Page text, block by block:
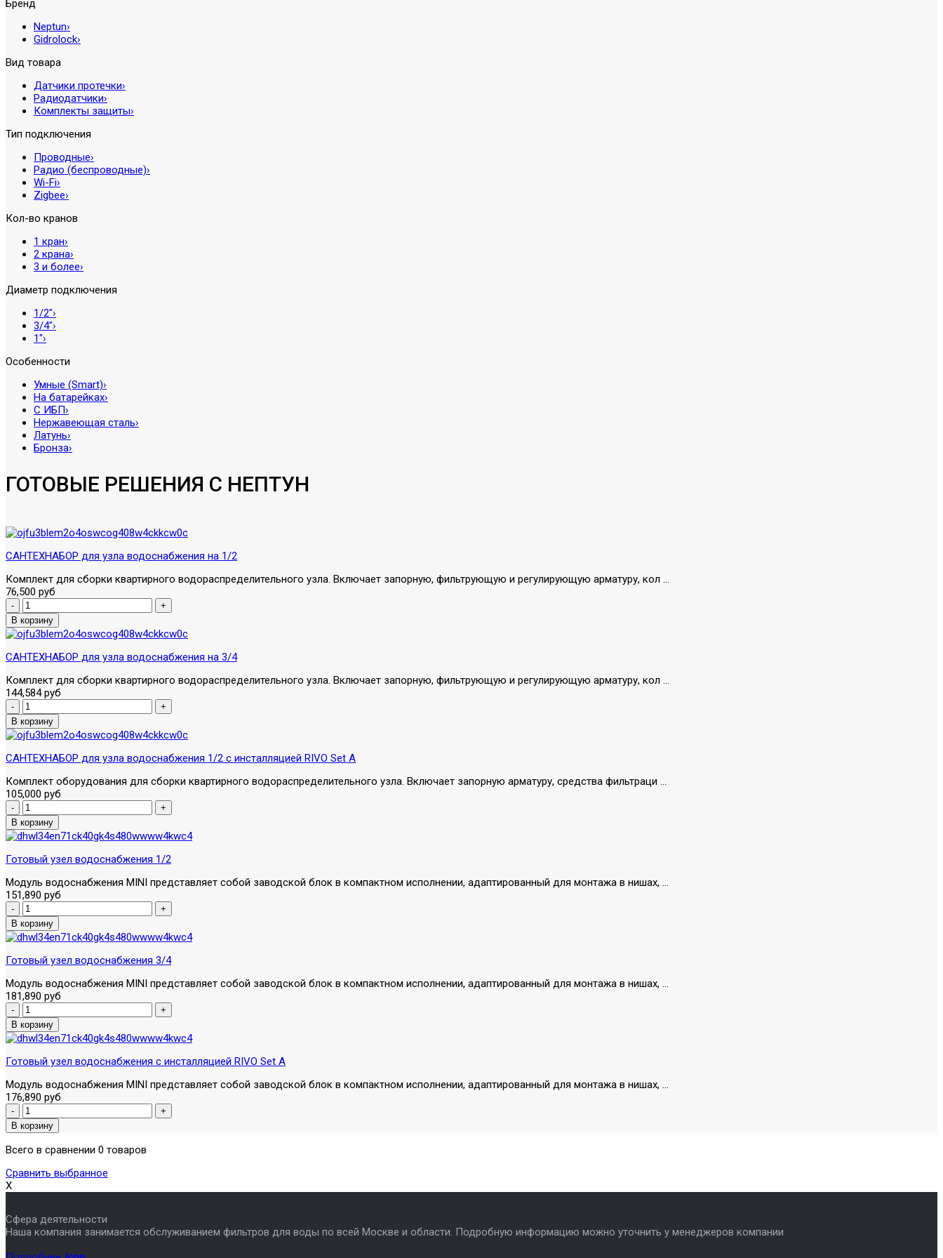
Бренд
Neptun›
Gidrolock›
Вид товара
Датчики протечки›
Радиодатчики›
Комплекты защиты›
Тип подключения
Проводные›
Радио (беспроводные)›
Wi-Fi›
Zigbee›
Кол-во кранов
1 кран›
2 крана›
3 и более›
Диаметр подключения
1/2″›
3/4″›
1″›
Особенности
Умные (Smart)›
На батарейках›
С ИБП›
Нержавеющая сталь›
Латунь›
Бронза›
ГОТОВЫЕ РЕШЕНИЯ С НЕПТУН
САНТЕХНАБОР для узла водоснабжения на 1/2
Комплект для сборки квартирного водораспределительного узла. Включает запорную, фильтрующую и регулирующую арматуру, кол ...
76,500 руб
САНТЕХНАБОР для узла водоснабжения на 3/4
Комплект для сборки квартирного водораспределительного узла. Включает запорную, фильтрующую и регулирующую арматуру, кол ...
144,584 руб
САНТЕХНАБОР для узла водоснабжения 1/2 с инсталляцией RIVO Set A
Комплект оборудования для сборки квартирного водораспределительного узла. Включает запорную арматуру, средства фильтраци ...
105,000 руб
Готовый узел водоснабжения 1/2
Модуль водоснабжения MINI представляет собой заводской блок в компактном исполнении, адаптированный для монтажа в нишах, ...
151,890 руб
Готовый узел водоснабжения 3/4
Модуль водоснабжения MINI представляет собой заводской блок в компактном исполнении, адаптированный для монтажа в нишах, ...
181,890 руб
Готовый узел водоснабжения с инсталляцией RIVO Set A
Модуль водоснабжения MINI представляет собой заводской блок в компактном исполнении, адаптированный для монтажа в нишах, ...
176,890 руб
Всего в сравнении 0 товаров
Сравнить выбранное
X
Сфера деятельности
Наша компания занимается обслуживанием фильтров для воды по всей Москве и области. Подробную информацию можно уточнить у менеджеров компании